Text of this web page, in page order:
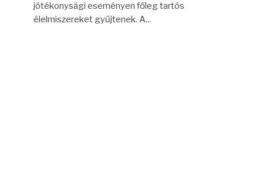
jótékonysági eseményen főleg tartós
élelmiszereket gyűjtenek. A...